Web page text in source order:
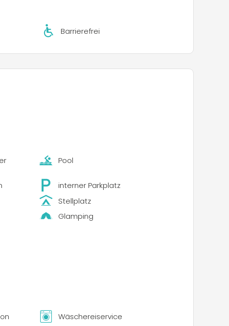
das besonders für Abenteuerlustige
stellt das Rebel Rock Raften
Fahrradrouten in der Umgebung, deren
kostenlosen Aktivitäten wie Boule-Turnieren
Kulturfreunde und Genießer können die
Barrierefrei
Pool
interner Parkplatz
Stellplatz
Glamping
Wäschereiservice